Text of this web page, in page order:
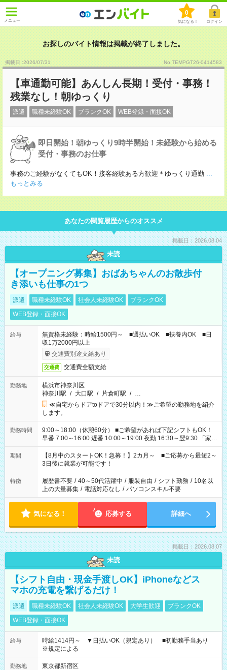
メニュー
0
気になる！ ログイン
お探しのバイト情報は掲載が終了しました。
掲載日 :2026/07/31 No.TEMPGT26-0414583
【車通勤可能】あんしん長期！受付・事務！
残業なし！朝ゆっくり
派遣 職種未経験OK ブランクOK WEB登録・面接OK
即日開始！朝ゆっくり9時半開始！未経験から始める
受付・事務のお仕事
事務のご経験がなくてもOK！接客経験ある方歓迎＊ゆっくり通勤 ...
もっとみる
あなたの閲覧履歴からのオススメ
掲載日：2026.08.04
未読
【オープニング募集】おばあちゃんのお散歩付
き添いも仕事の1つ
派遣 職種未経験OK 社会人未経験OK
ブランクOK
WEB登録・面接OK
給与
無資格未経験：時給1500円～ ■週払いOK ■扶養内OK ■日
収1万2000円以上
交通費別途支給あり
交通費 交通費全額支給
勤務地
横浜市神奈川区
神奈川駅 / 大口駅 / 片倉町駅 / …
≪自宅からドアtoドアで30分以内！≫ご希望の勤務地を紹介
します。
勤務時間
9:00～18:00（休憩60分） ■ご希望があれば下記シフトもOK！
早番 7:00～16:00 遅番 10:00～19:00 夜勤 16:30～翌9:30 「家族
と休みを合わせたい」 「余裕を持って夕飯の準備がしたい」
「できれば残業はしたくない」 など、ご希望を教えてください
ね。 ※Wワーク希望の方へ 今ご覧のお仕事で希望する勤務時間
と、もう1つのお仕事の勤務時間。 合計で週40時間を超える場
合は応募できません。
期間
【8月中のスタートOK！急募！】2カ月～ ■ご応募から最短2～
3日後に就業が可能です！
特徴 履歴書不要 / 40～50代活躍中 / 服装自由 / シフト勤務 / 10名以
上の大量募集 / 電話対応なし / パソコンスキル不要
気になる！ 応募する 詳細へ
掲載日：2026.08.07
未読
【シフト自由・現金手渡しOK】iPhoneなどス
マホの充電を繋げるだけ！
派遣 職種未経験OK 社会人未経験OK 大学生歓迎
ブランクOK
WEB登録・面接OK
給与
時給1414円～ ▼日払いOK（規定あり） ■初勤務手当あり
※規定による
勤務地
東京都新宿区